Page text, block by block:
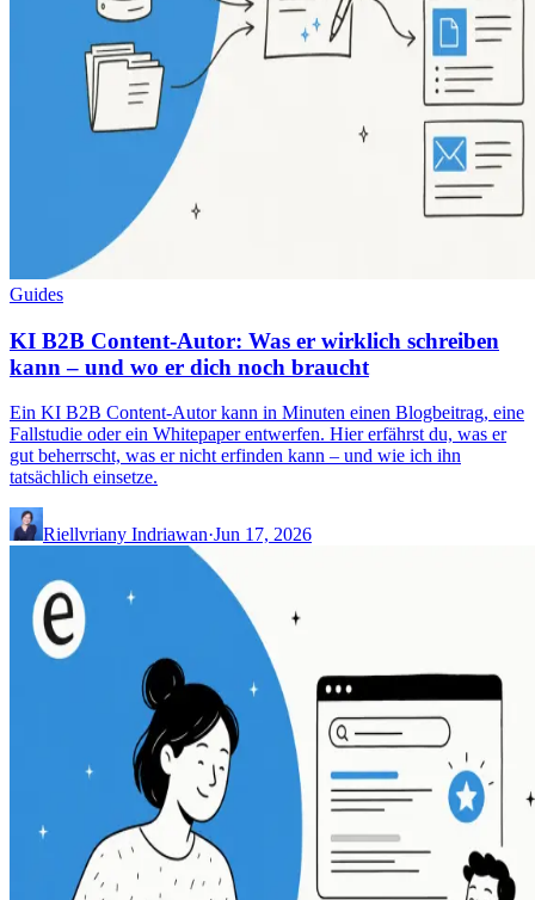
Guides
KI B2B Content-Autor: Was er wirklich schreiben
kann – und wo er dich noch braucht
Ein KI B2B Content-Autor kann in Minuten einen Blogbeitrag, eine
Fallstudie oder ein Whitepaper entwerfen. Hier erfährst du, was er
gut beherrscht, was er nicht erfinden kann – und wie ich ihn
tatsächlich einsetze.
Riellvriany Indriawan·Jun 17, 2026